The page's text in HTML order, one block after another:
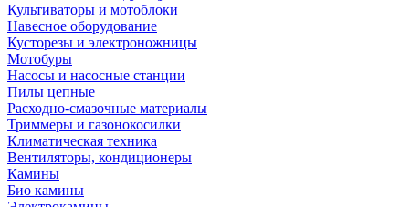
Культиваторы и мотоблоки
Навесное оборудование
Кусторезы и электроножницы
Мотобуры
Насосы и насосные станции
Пилы цепные
Расходно-смазочные материалы
Триммеры и газонокосилки
Климатическая техника
Вентиляторы, кондиционеры
Камины
Био камины